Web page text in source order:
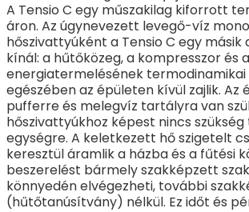
A Tensio C egy műszakilag kiforrott
áron. Az úgynevezett levegő-víz
hőszivattyúként a Tensio C egy másik
kínál: a hűtőközeg, a kompresszor és
energiatermelésének
egészében az épületen kívül zajlik. Az
pufferre és melegvíz tartályra van
hőszivattyúkhoz képest nincs
egységre. A keletkezett hő szigetelt
keresztül áramlik a házba és a fűtési
beszerelést bármely szakképzett
könnyedén elvégezheti, további
(hűtőtanúsítvány) nélkül. Ez időt és